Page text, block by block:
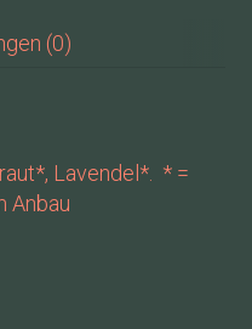
(0)
Lavendel*. * =
Anbau